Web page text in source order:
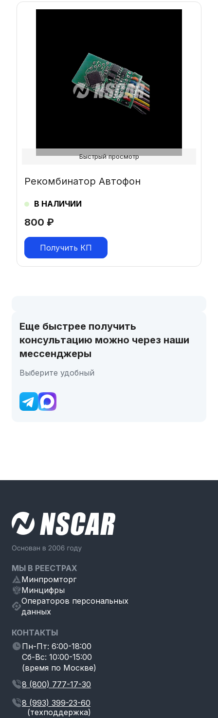
800 ₽
Рекомбинатор Автофон
В НАЛИЧИИ
Получить КП
Быстрый просмотр
Еще быстрее получить
консультацию можно через наши
мессенджеры
Выберите удобный
МЫ В РЕЕСТРАХ
Минпромторг
Минцифры
Операторов персональных
данных
КОНТАКТЫ
Пн-Пт: 6:00-18:00
Сб-Вс: 10:00-15:00
(время по Москве)
8 (800) 777-17-30
8 (993) 399-23-60
(техподдержка)